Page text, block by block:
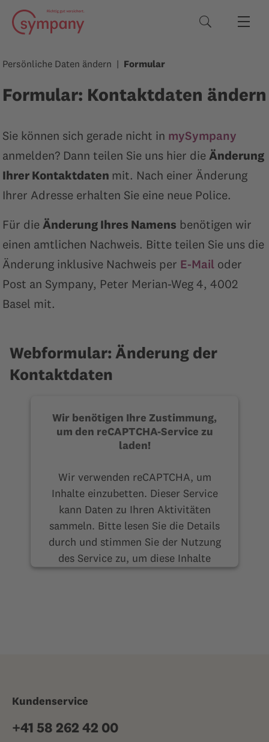
Suchbegriffe
Persönliche Daten ändern Formular
Formular: Kontaktdaten ändern
Sie können sich gerade nicht in mySympany
anmelden? Dann teilen Sie uns hier die Änderung
Ihrer Kontaktdaten mit. Nach einer Änderung
Ihrer Adresse erhalten Sie eine neue Police.
Für die Änderung Ihres Namens benötigen wir
einen amtlichen Nachweis. Bitte teilen Sie uns die
Änderung inklusive Nachweis per E-Mail oder
Post an Sympany, Peter Merian-Weg 4, 4002
Basel mit.
Webformular: Änderung der
Kontaktdaten
Wir benötigen Ihre Zustimmung,
um den reCAPTCHA-Service zu
laden!
Wir verwenden reCAPTCHA, um
Inhalte einzubetten. Dieser Service
kann Daten zu Ihren Aktivitäten
sammeln. Bitte lesen Sie die Details
durch und stimmen Sie der Nutzung
des Service zu, um diese Inhalte
Kundenservice
+41 58 262 42 00